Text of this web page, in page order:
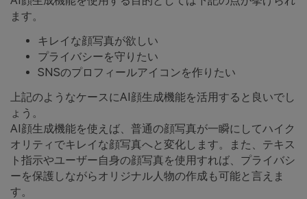
ます。
キレイな顔写真が欲しい
プライバシーを守りたい
SNSのプロフィールアイコンを作りたい
上記のようなケースにAI顔生成機能を活用すると良いでし
ょう。
AI顔生成機能を使えば、普通の顔写真が一瞬にしてハイク
オリティでキレイな顔写真へと変化します。また、テキス
ト指示やユーザー自身の顔写真を使用すれば、プライバシ
ーを保護しながらオリジナル人物の作成も可能と言えま
す。